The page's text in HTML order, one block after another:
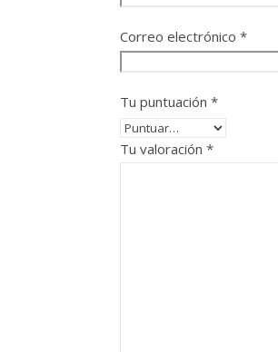
Correo electrónico *
Tu puntuación *
Tu valoración *